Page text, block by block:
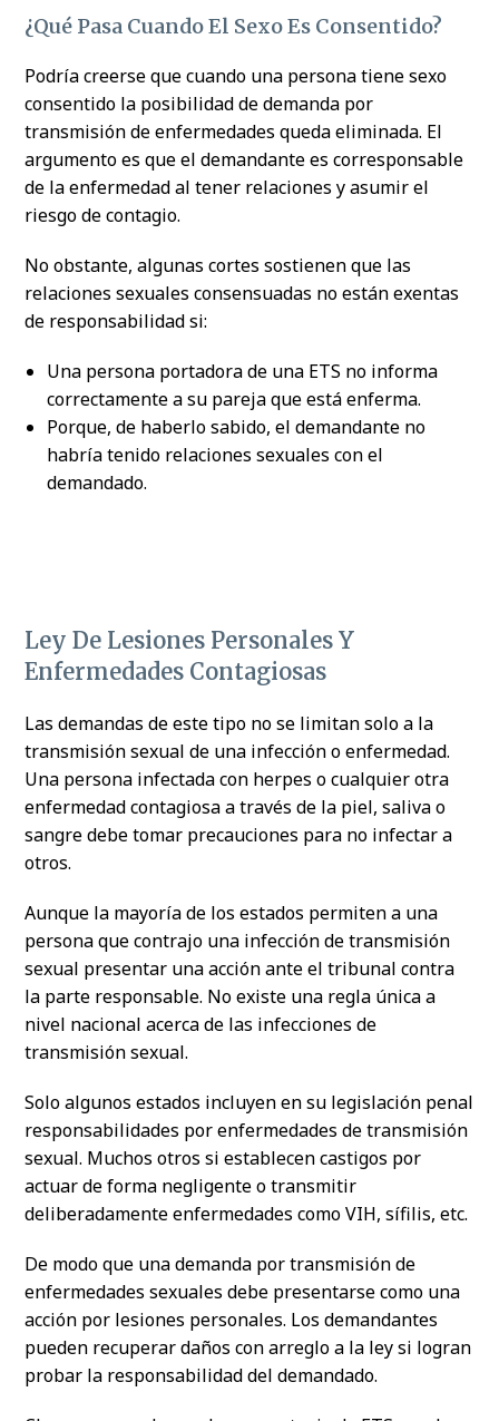
¿Qué Pasa Cuando El Sexo Es Consentido?
Podría creerse que cuando una persona tiene sexo
consentido la posibilidad de demanda por
transmisión de enfermedades queda eliminada. El
argumento es que el demandante es corresponsable
de la enfermedad al tener relaciones y asumir el
riesgo de contagio.
No obstante, algunas cortes sostienen que las
relaciones sexuales consensuadas no están exentas
de responsabilidad si:
Una persona portadora de una ETS no informa
correctamente a su pareja que está enferma.
Porque, de haberlo sabido, el demandante no
habría tenido relaciones sexuales con el
demandado.
Ley De Lesiones Personales Y
Enfermedades Contagiosas
Las demandas de este tipo no se limitan solo a la
transmisión sexual de una infección o enfermedad.
Una persona infectada con herpes o cualquier otra
enfermedad contagiosa a través de la piel, saliva o
sangre debe tomar precauciones para no infectar a
otros.
Aunque la mayoría de los estados permiten a una
persona que contrajo una infección de transmisión
sexual presentar una acción ante el tribunal contra
la parte responsable. No existe una regla única a
nivel nacional acerca de las infecciones de
transmisión sexual.
Solo algunos estados incluyen en su legislación penal
responsabilidades por enfermedades de transmisión
sexual. Muchos otros si establecen castigos por
actuar de forma negligente o transmitir
deliberadamente enfermedades como VIH, sífilis, etc.
De modo que una demanda por transmisión de
enfermedades sexuales debe presentarse como una
acción por lesiones personales. Los demandantes
pueden recuperar daños con arreglo a la ley si logran
probar la responsabilidad del demandado.